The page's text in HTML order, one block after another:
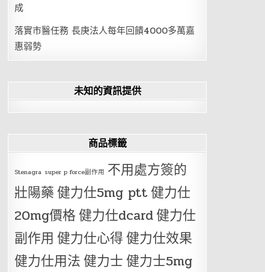
成
落實市醫任務 長庚法人每年回饋4000多萬嘉
惠弱勢
未知的資訊提供
商品標籤
Stenagra super p force副作用 不用處方簽的
壯陽藥健力仕5mg ptt健力仕
20mg價格健力仕dcard健力仕
副作用 健力仕心得健力仕效果
健力仕用法健力士健力士5mg